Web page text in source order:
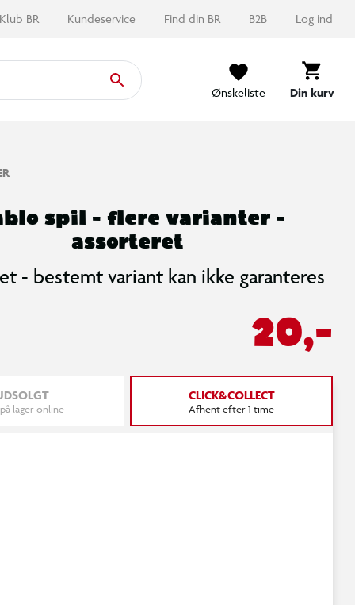
Klub BR Kundeservice Find din BR B2B Log ind
Ønskeliste Din kurv
spil - flere varianter -
assorteret
- bestemt variant kan ikke garanteres
20,-
lager online
CLICK&COLLECT
Afhent efter 1 time